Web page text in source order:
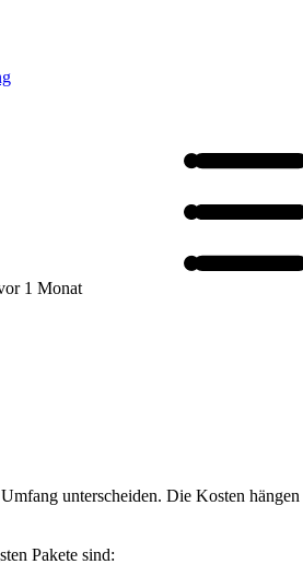
1 Monat
unterscheiden. Die Kosten
Pakete sind: